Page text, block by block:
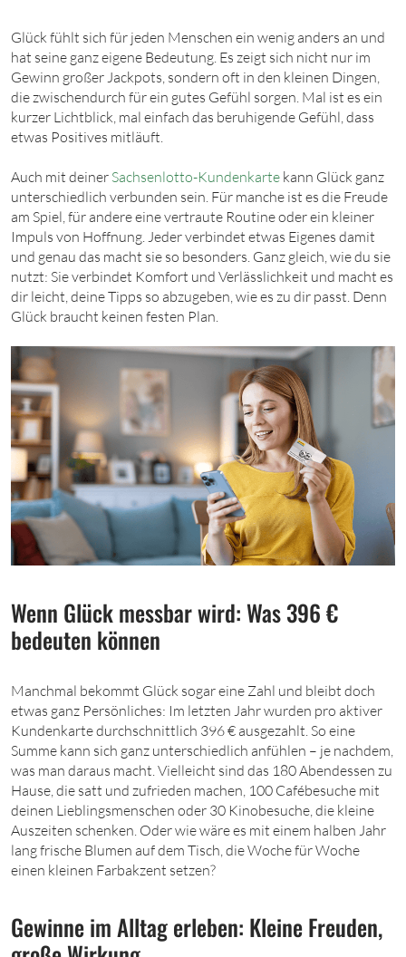
Glück fühlt sich für jeden Menschen ein wenig anders an und
hat seine ganz eigene Bedeutung. Es zeigt sich nicht nur im
Gewinn großer Jackpots, sondern oft in den kleinen Dingen,
die zwischendurch für ein gutes Gefühl sorgen. Mal ist es ein
kurzer Lichtblick, mal einfach das beruhigende Gefühl, dass
etwas Positives mitläuft.
Auch mit deiner Sachsenlotto-Kundenkarte kann Glück ganz
unterschiedlich verbunden sein. Für manche ist es die Freude
am Spiel, für andere eine vertraute Routine oder ein kleiner
Impuls von Hoffnung. Jeder verbindet etwas Eigenes damit
und genau das macht sie so besonders. Ganz gleich, wie du sie
nutzt: Sie verbindet Komfort und Verlässlichkeit und macht es
dir leicht, deine Tipps so abzugeben, wie es zu dir passt. Denn
Glück braucht keinen festen Plan.
Wenn Glück messbar wird: Was 396 €
bedeuten können
Manchmal bekommt Glück sogar eine Zahl und bleibt doch
etwas ganz Persönliches: Im letzten Jahr wurden pro aktiver
Kundenkarte durchschnittlich 396 € ausgezahlt. So eine
Summe kann sich ganz unterschiedlich anfühlen – je nachdem,
was man daraus macht. Vielleicht sind das 180 Abendessen zu
Hause, die satt und zufrieden machen, 100 Cafébesuche mit
deinen Lieblingsmenschen oder 30 Kinobesuche, die kleine
Auszeiten schenken. Oder wie wäre es mit einem halben Jahr
lang frische Blumen auf dem Tisch, die Woche für Woche
einen kleinen Farbakzent setzen?
Gewinne im Alltag erleben: Kleine Freuden,